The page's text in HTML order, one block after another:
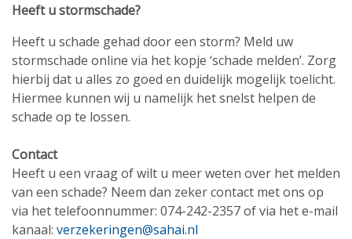
Heeft u stormschade?
Heeft u schade gehad door een storm? Meld uw
stormschade online via het kopje ‘schade melden’. Zorg
hierbij dat u alles zo goed en duidelijk mogelijk toelicht.
Hiermee kunnen wij u namelijk het snelst helpen de
schade op te lossen.
Contact
Heeft u een vraag of wilt u meer weten over het melden
van een schade? Neem dan zeker contact met ons op
via het telefoonnummer: 074-242-2357 of via het e-mail
kanaal: verzekeringen@sahai.nl